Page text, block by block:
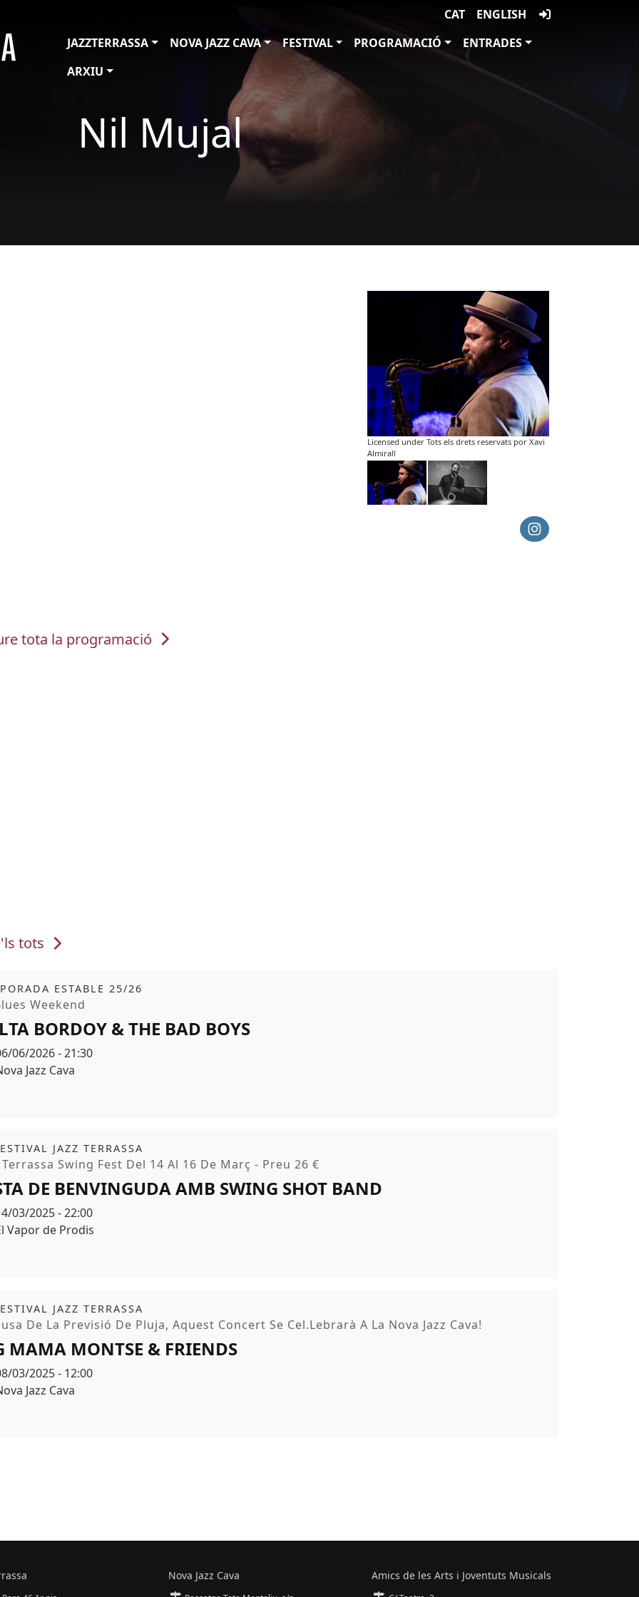
CAT
ENGLISH
JAZZTERRASSA
NOVA JAZZ CAVA FESTIVAL PROGRAMACIÓ
ENTRADES
ARXIU
Nil Mujal
Licensed under Tots els drets reservats por Xavi
Almirall
tota la programació
tots
ESTABLE 25/26
Weekend
BORDOY & THE BAD BOYS
06/2026 - 21:30
Jazz Cava
JAZZ TERRASSA
Terrassa Swing Fest Del 14 Al 16 De Març - Preu 26 €
DE BENVINGUDA AMB SWING SHOT BAND
03/2025 - 22:00
Vapor de Prodis
JAZZ TERRASSA
De La Previsió De Pluja, Aquest Concert Se Cel.lebrarà A La Nova Jazz Cava!
MAMA MONTSE & FRIENDS
03/2025 - 12:00
Jazz Cava
Nova Jazz Cava Amics de les Arts i Joventuts Musicals